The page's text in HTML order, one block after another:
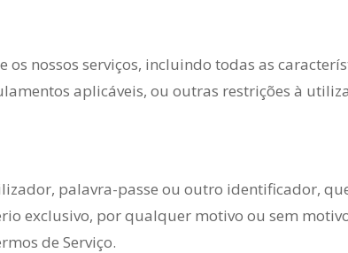
nossos serviços, incluindo todas as
aplicáveis, ou outras restrições à
palavra-passe ou outro identificador,
exclusivo, por qualquer motivo ou sem
de Serviço.